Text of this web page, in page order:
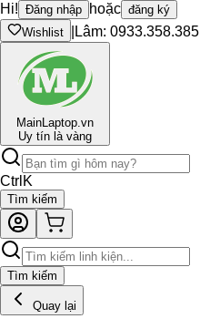
Hi! Đăng nhập hoặc đăng ký
Wishlist
Lâm: 0933.358.385
MainLaptop.vn
Uy tín là vàng
Ctrl K
Tìm kiếm
Tìm kiếm
Quay lại